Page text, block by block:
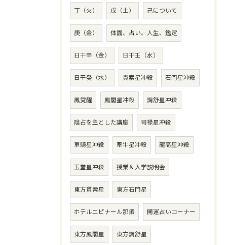
丁（火） 戊（土） 己について
庚（金） 体面、占い、人生、鑑定
日干辛（金） 日干壬（水）
日干癸（水） 貫索星冲殺 石門星冲殺
鳳覚醒 鳳閣星冲殺 調舒星冲殺
陰占を主とした講座 司禄星冲殺
車騎星冲殺 牽牛星冲殺 龍高星冲殺
玉堂星冲殺 授業＆入学説明会
東方貫索星 東方石門星
ホテルエピナール那須 開運占いコーナー
東方鳳閣星 東方調舒星